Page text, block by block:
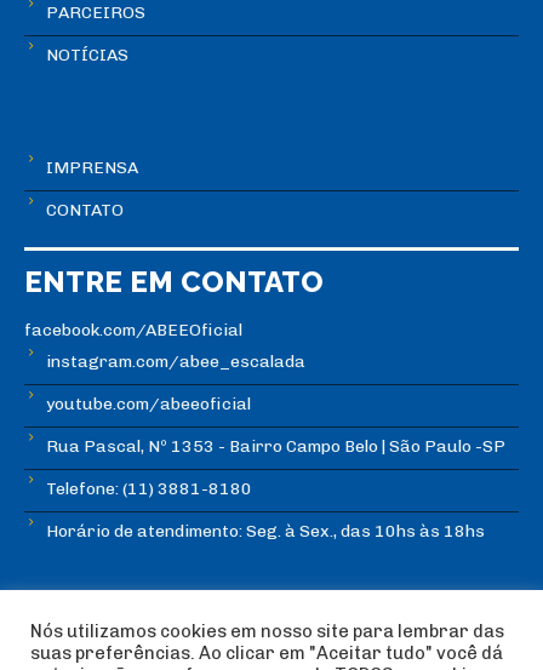
PARCEIROS
NOTÍCIAS
IMPRENSA
CONTATO
ENTRE EM CONTATO
facebook.com/ABEEOficial
instagram.com/abee_escalada
youtube.com/abeeoficial
Rua Pascal, Nº 1353 - Bairro Campo Belo | São Paulo -SP
Telefone: (11) 3881-8180
Horário de atendimento: Seg. à Sex., das 10hs às 18hs
Nós utilizamos cookies em nosso site para lembrar das
suas preferências. Ao clicar em "Aceitar tudo" você dá